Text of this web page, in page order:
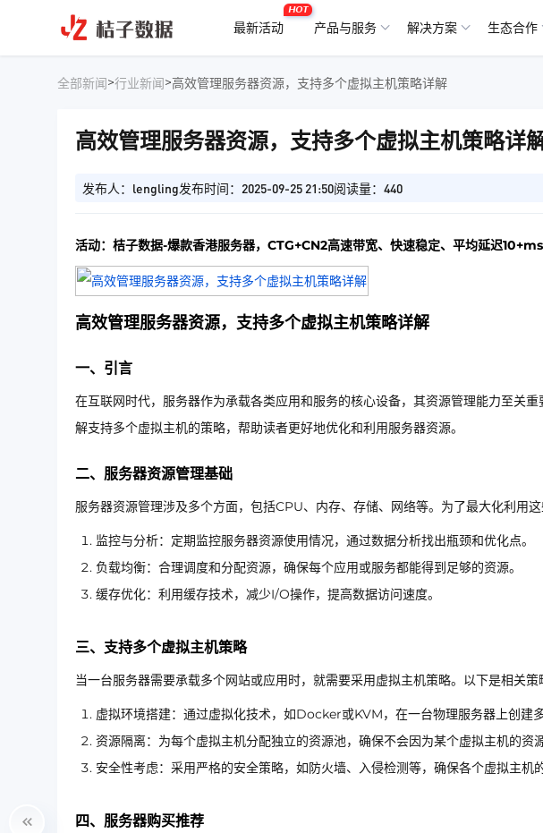
最新活动
HOT
产品与服务 解决方案 生态合作
全部新闻>行业新闻>高效管理服务器资源，支持多个虚拟主机策略详解
高效管理服务器资源，支持多个虚拟主机策略详
发布人：lengling发布时间：2025-09-25 21:50阅读量：440
活动：桔子数据-爆款香港服务器，CTG+CN2高速带宽、快速稳定、平均延迟
高效管理服务器资源，支持多个虚拟主机策略详解
一、引言
在互联网时代，服务器作为承载各类应用和服务的核心设备，其资源管理能力至关
解支持多个虚拟主机的策略，帮助读者更好地优化和利用服务器资源。
二、服务器资源管理基础
服务器资源管理涉及多个方面，包括CPU、内存、存储、网络等。为了最大化利用这
监控与分析：定期监控服务器资源使用情况，通过数据分析找出瓶颈和优化点。
负载均衡：合理调度和分配资源，确保每个应用或服务都能得到足够的资源。
缓存优化：利用缓存技术，减少I/O操作，提高数据访问速度。
三、支持多个虚拟主机策略
当一台服务器需要承载多个网站或应用时，就需要采用虚拟主机策略。以下是相关策
虚拟环境搭建：通过虚拟化技术，如Docker或KVM，在一台物理服务器上创建
资源隔离：为每个虚拟主机分配独立的资源池，确保不会因为某个虚拟主机的资
安全性考虑：采用严格的安全策略，如防火墙、入侵检测等，确保各个虚拟主机的
四、服务器购买推荐